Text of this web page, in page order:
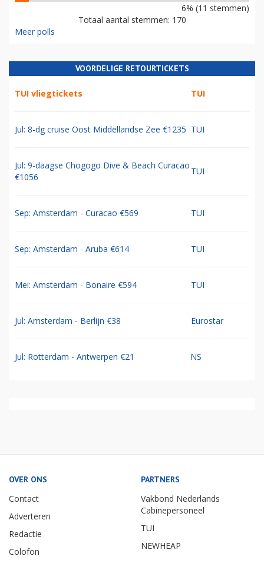
6% (11 stemmen)
Totaal aantal stemmen: 170
Meer polls
VOORDELIGE RETOURTICKETS
TUI vliegtickets TUI
Jul: 8-dg cruise Oost Middellandse Zee €1235 TUI
Jul: 9-daagse Chogogo Dive & Beach Curacao
€1056
TUI
Sep: Amsterdam - Curacao €569 TUI
Sep: Amsterdam - Aruba €614 TUI
Mei: Amsterdam - Bonaire €594 TUI
Jul: Amsterdam - Berlijn €38 Eurostar
Jul: Rotterdam - Antwerpen €21 NS
OVER ONS
Contact
Adverteren
Redactie
Colofon
PARTNERS
Vakbond Nederlands
Cabinepersoneel
TUI
NEWHEAP